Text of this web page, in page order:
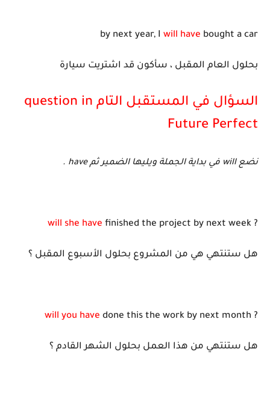
by next year, I will have bought a car
بحلول العام المقبل ، سأكون قد اشتريت سيارة
السؤال في المستقبل التام question in
Future Perfect
نضع will في بداية الجملة ويليها الضمير ثم have .
will she have finished the project by next week ?
هل ستنتهي هي من المشروع بحلول الأسبوع المقبل ؟
will you have done this the work by next month ?
هل ستنتهي من هذا العمل بحلول الشهر القادم ؟